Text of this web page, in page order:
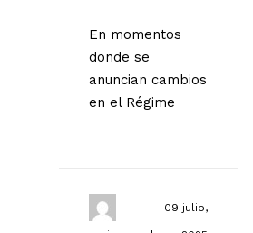
En momentos
donde se
anuncian cambios
en el Régime
09 julio,